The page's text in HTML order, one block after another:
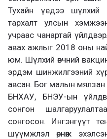
Тухайн үедээ шүлхий
тархалт улсын
учраас чанартай
авах ажлыг 2018 оны
юм. Шүлхий өвчний
эрдэм шинжилгээний
авсан. Бог малын мялзан
БНХАУ, БНЭУ-ын
сонгон
сонгосон. Ингэнгүүт
шүүмжлэл өрнөж